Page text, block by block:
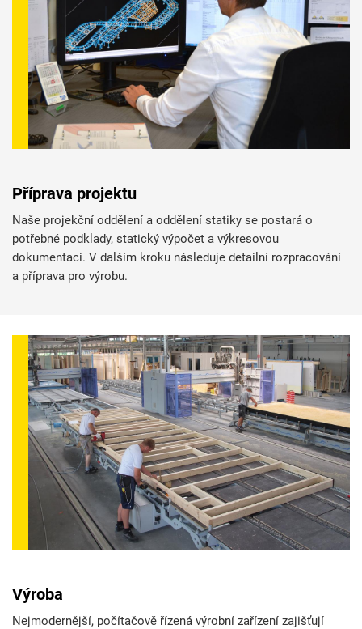
Příprava projektu
Naše projekční oddělení a oddělení statiky se postará o
potřebné podklady, statický výpočet a výkresovou
dokumentaci. V dalším kroku následuje detailní rozpracování
a příprava pro výrobu.
Výroba
Nejmodernější, počítačově řízená výrobní zařízení zajišťují